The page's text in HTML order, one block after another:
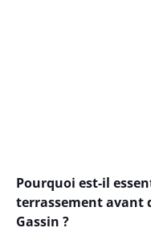
Pourquoi est-il
terrassement avant
Gassin ?